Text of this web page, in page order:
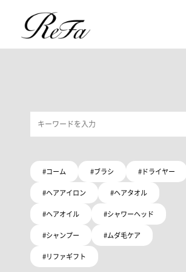
ReFa商品をご紹介します。プレゼント選びの参
限定ラッピングバック・ショッパーまたはギフ
大切な人への贈り物にリファオリジナルショッ
リファロゴが入った、白色のショッパーを6サ
期間限定で対象商品のご購入でオリジナルショ
Because ReFa | 上質な美しさを、妥協しない人へ
高機能ドライヤー Xモデルに宿る美学。上質な
いい髪めざす、大人たちへ。
髪がきれいって嬉しい。「でもヘアケアは大変
#コーム #ブラシ #ドライヤー
#ヘアアイロン #ヘアタオル
#ヘアオイル #シャワーヘッド
#シャンプー #ムダ毛ケア
#リファギフト